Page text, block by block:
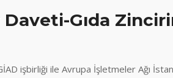
Daveti-Gıda
işbirliği ile Avrupa İşletmeler Ağı